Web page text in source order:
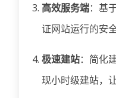
高效服务端：基
证网站运行的安
极速建站：简化
现小时级建站，